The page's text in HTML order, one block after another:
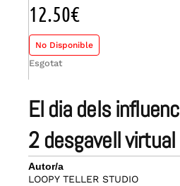
el dia dels influencers vivents
2 desgavell virtual
Autor/a
LOOPY TELLER STUDIO
12.50€
No Disponible
Esgotat